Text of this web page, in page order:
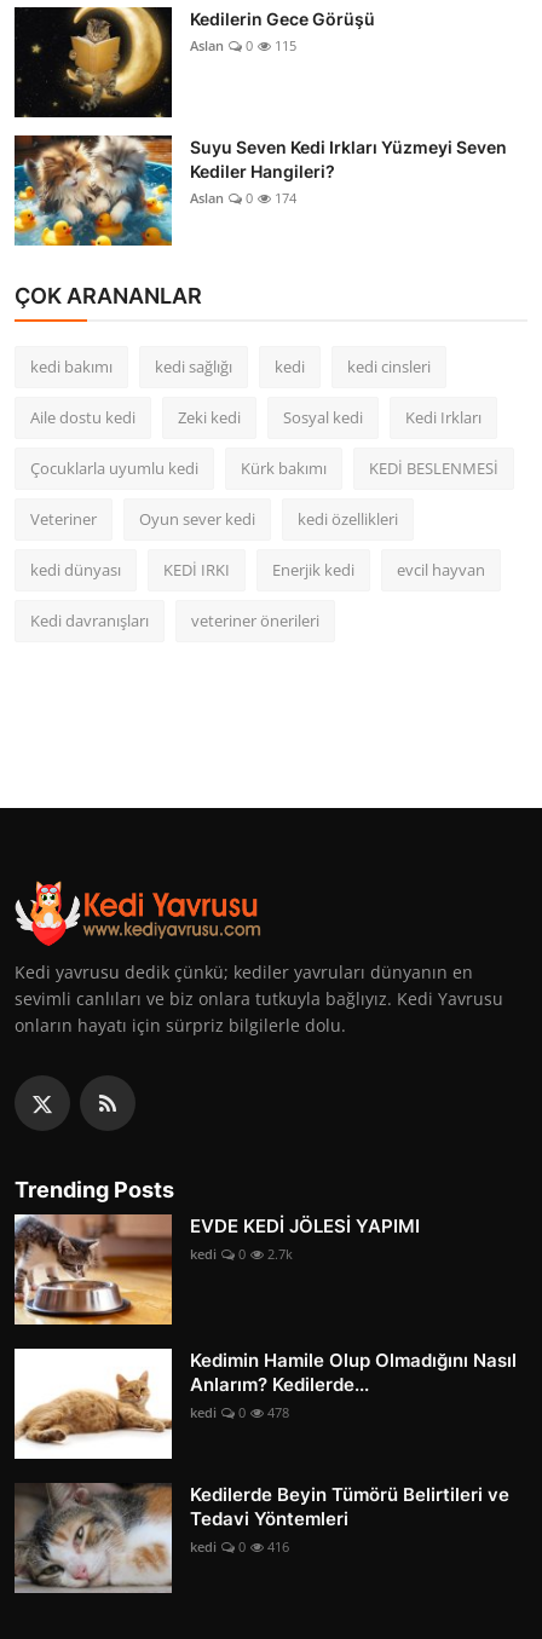
Kedilerin Gece Görüşü
Aslan 0 115
Suyu Seven Kedi Irkları Yüzmeyi Seven
Kediler Hangileri?
Aslan 0 174
ÇOK ARANANLAR
kedi bakımı kedi sağlığı kedi kedi cinsleri
Aile dostu kedi Zeki kedi Sosyal kedi Kedi Irkları
Çocuklarla uyumlu kedi Kürk bakımı KEDİ BESLENMESİ
Veteriner Oyun sever kedi kedi özellikleri
kedi dünyası KEDİ IRKI Enerjik kedi evcil hayvan
Kedi davranışları veteriner önerileri
Kedi yavrusu dedik çünkü; kediler yavruları dünyanın en
sevimli canlıları ve biz onlara tutkuyla bağlıyız. Kedi Yavrusu
onların hayatı için sürpriz bilgilerle dolu.
Trending Posts
EVDE KEDİ JÖLESİ YAPIMI
kedi 0 2.7k
Kedimin Hamile Olup Olmadığını Nasıl
Anlarım? Kedilerde...
kedi 0 478
Kedilerde Beyin Tümörü Belirtileri ve
Tedavi Yöntemleri
kedi 0 416